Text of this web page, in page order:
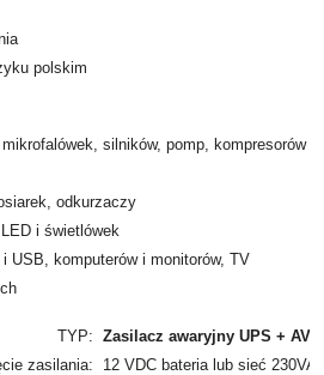
polskim
silników, pomp, kompresorów
odkurzaczy
i świetlówek
USB, komputerów i monitorów, TV
TYP: Zasilacz awaryjny UPS + AVR
zasilania: 12 VDC bateria lub sieć